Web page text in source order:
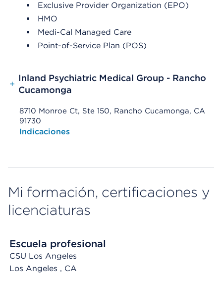
Exclusive Provider Organization (EPO)
HMO
Medi-Cal Managed Care
Point-of-Service Plan (POS)
+
Inland Psychiatric Medical Group - Rancho
Cucamonga
8710 Monroe Ct, Ste 150, Rancho Cucamonga, CA
91730
Opens native map application on mobile devices
Indicaciones
Mi formación, certificaciones y
licenciaturas
Escuela profesional
CSU Los Angeles
Los Angeles , CA